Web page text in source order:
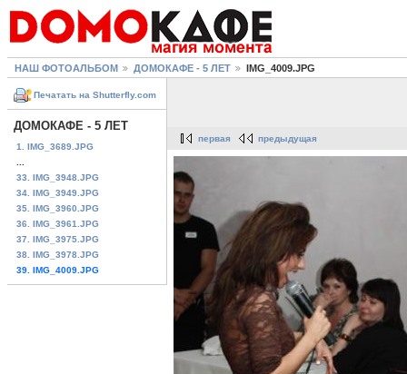
НАШ ФОТОАЛЬБОМ ДОМОКАФЕ - 5 ЛЕТ IMG_4009.JPG
Печатать на Shutterfly.com
ДОМОКАФЕ - 5 ЛЕТ
1. IMG_3689.JPG
33. IMG_3948.JPG
34. IMG_3949.JPG
35. IMG_3960.JPG
36. IMG_3961.JPG
37. IMG_3975.JPG
38. IMG_3978.JPG
39. IMG_4009.JPG
первая предыдущая